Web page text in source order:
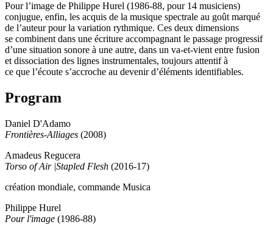
Pour l’image de Philippe Hurel (1986-88, pour 14 musiciens)
conjugue, enfin, les acquis de la musique spectrale au goût marqué
de l’auteur pour la variation rythmique. Ces deux dimensions
se combinent dans une écriture accompagnant le passage progressif
d’une situation sonore à une autre, dans un va-et-vient entre fusion
et dissociation des lignes instrumentales, toujours attentif à
ce que l’écoute s’accroche au devenir d’éléments identifiables.
Program
Daniel D'Adamo
Frontières-Alliages (2008)
Amadeus Regucera
Torso of Air |Stapled Flesh (2016-17)
création mondiale, commande Musica
Philippe Hurel
Pour l'image (1986-88)